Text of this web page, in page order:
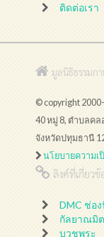
ติดต่อเรา
มูลนิธิธรรมก
© copyright
40 หมู่ 8, ตำบลคล
จังหวัดปทุมธานี
นโยบายความเ
ลิงค์ที่เกี่ยวข้
DMC ช่อ
กัลยาณมิ
บวชพระ